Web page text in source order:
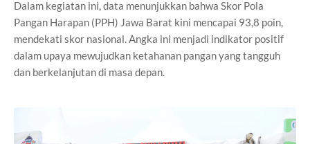
Dalam kegiatan ini, data menunjukkan bahwa Skor Pola
Pangan Harapan (PPH) Jawa Barat kini mencapai 93,8 poin,
mendekati skor nasional. Angka ini menjadi indikator positif
dalam upaya mewujudkan ketahanan pangan yang tangguh
dan berkelanjutan di masa depan.